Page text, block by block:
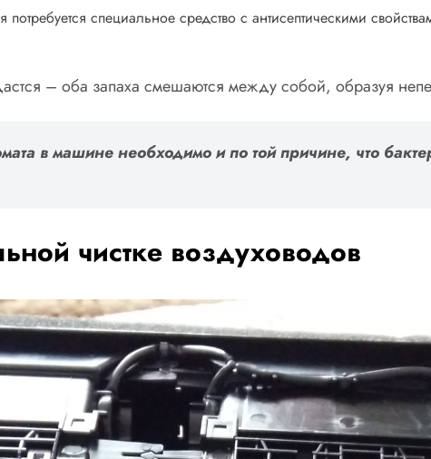
специальное средство с антисептическими
– оба запаха смешаются между собой, образуя
в машине необходимо и по той причине, что
чистке воздуховодов